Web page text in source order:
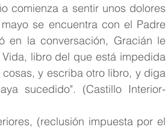
comienza a sentir unos dolores
se encuentra con el Padre
en la conversación, Gracián le
libro del que está impedida
y escriba otro libro, y diga
sucedido". (Castillo Interior-
(reclusión impuesta por el